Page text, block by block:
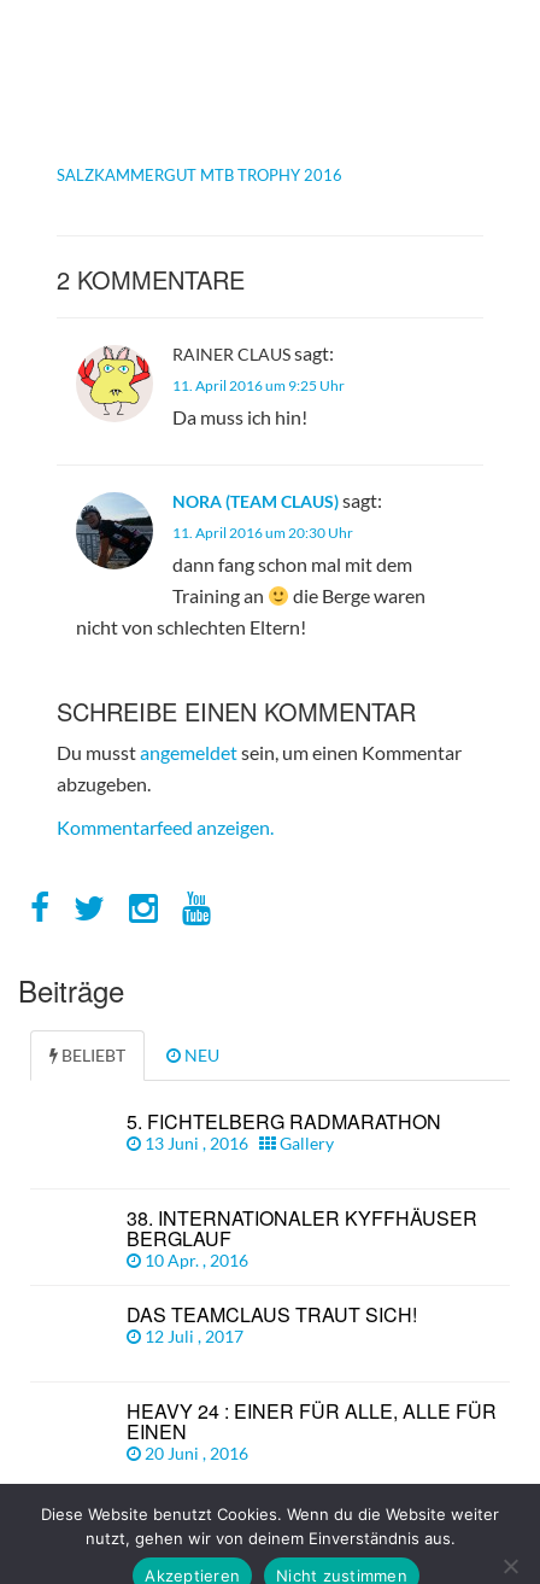
SALZKAMMERGUT MTB TROPHY 2016
2 KOMMENTARE
RAINER CLAUS sagt:
11. April 2016 um 9:25 Uhr
Da muss ich hin!
NORA (TEAM CLAUS) sagt:
11. April 2016 um 20:30 Uhr
dann fang schon mal mit dem
Training an
die Berge waren
nicht von schlechten Eltern!
SCHREIBE EINEN KOMMENTAR
Du musstangemeldetsein, um einen Kommentar
abzugeben.
Kommentarfeed anzeigen.
Beiträge
BELIEBT NEU
5. FICHTELBERG RADMARATHON
13 Juni , 2016 Gallery
38. INTERNATIONALER KYFFHÄUSER
BERGLAUF
10 Apr. , 2016
DAS TEAMCLAUS TRAUT SICH!
12 Juli , 2017
HEAVY 24 : EINER FÜR ALLE, ALLE FÜR
EINEN
20 Juni , 2016
© Copyright 2026 TEAM CLAUS
Diese Website benutzt Cookies. Wenn du die Website weiter
nutzt, gehen wir von deinem Einverständnis aus.
Akzeptieren
Nicht zustimmen